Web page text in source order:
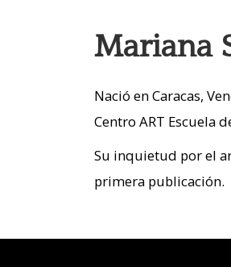
Mariana
Nació en Caracas,
Centro ART Escuela
Su inquietud por el
primera publicación.